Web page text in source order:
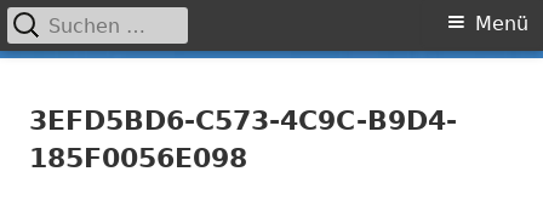
zum
Primäres
Menü
Suchen
nach:
3EFD5BD6-C573-4C9C-B9D4-
185F0056E098